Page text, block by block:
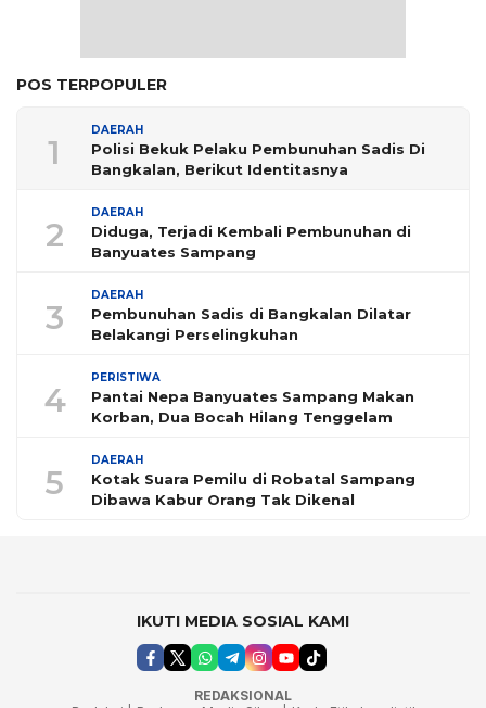
POS TERPOPULER
1
DAERAH
Polisi Bekuk Pelaku Pembunuhan Sadis Di
Bangkalan, Berikut Identitasnya
2
DAERAH
Diduga, Terjadi Kembali Pembunuhan di
Banyuates Sampang
3
DAERAH
Pembunuhan Sadis di Bangkalan Dilatar
Belakangi Perselingkuhan
4
PERISTIWA
Pantai Nepa Banyuates Sampang Makan
Korban, Dua Bocah Hilang Tenggelam
5
DAERAH
Kotak Suara Pemilu di Robatal Sampang
Dibawa Kabur Orang Tak Dikenal
IKUTI MEDIA SOSIAL KAMI
REDAKSIONAL